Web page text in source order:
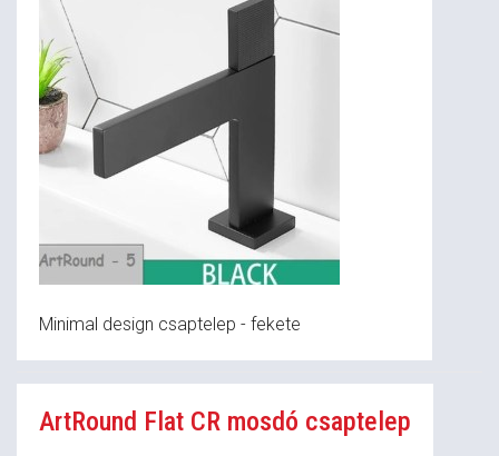
Minimal design csaptelep - fekete
ArtRound Flat CR mosdó csaptelep